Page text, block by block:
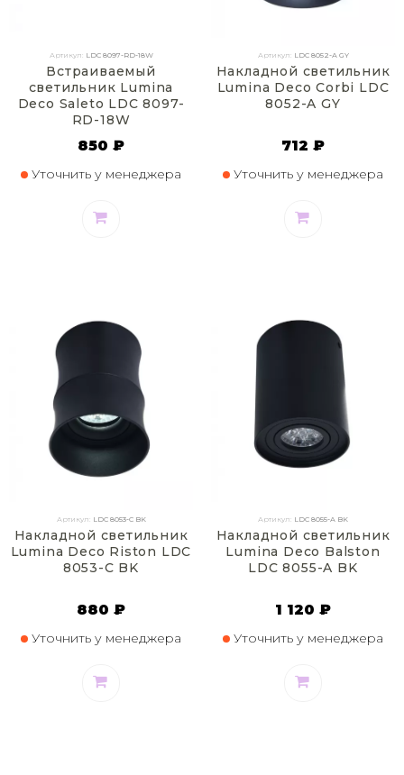
Артикул: LDC 8097-RD-18W
Встраиваемый
светильник Lumina
Deco Saleto LDC 8097-
RD-18W
850 ₽
Уточнить у менеджера
Артикул: LDC 8052-A GY
Накладной светильник
Lumina Deco Corbi LDC
8052-A GY
712 ₽
Уточнить у менеджера
Артикул: LDC 8053-C BK
Накладной светильник
Lumina Deco Riston LDC
8053-C BK
880 ₽
Уточнить у менеджера
Артикул: LDC 8055-A BK
Накладной светильник
Lumina Deco Balston
LDC 8055-A BK
1 120 ₽
Уточнить у менеджера